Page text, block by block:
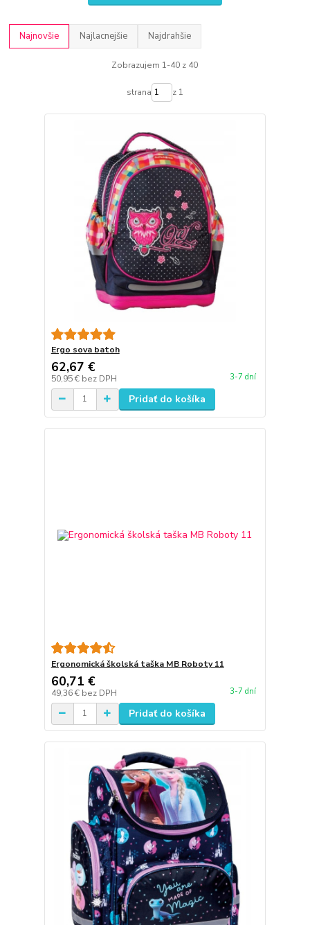
Najnovšie Najlacnejšie Najdrahšie
Zobrazujem 1-40 z 40
strana z 1
Ergo sova batoh
62,67 €
50,95 € bez DPH 3-7 dní
Pridať do košíka
Ergonomická školská taška MB Roboty 11
60,71 €
49,36 € bez DPH 3-7 dní
Pridať do košíka